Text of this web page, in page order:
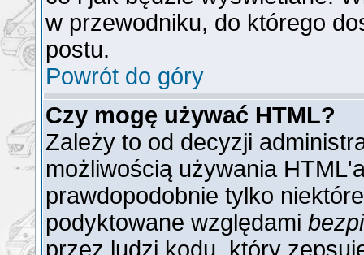
w przewodniku, do którego
postu.
Powrót do góry
Czy mogę używać HTML?
Zależy to od decyzji
możliwością używania
prawdopodobnie tylko
podyktowane względami
przez ludzi kodu, który